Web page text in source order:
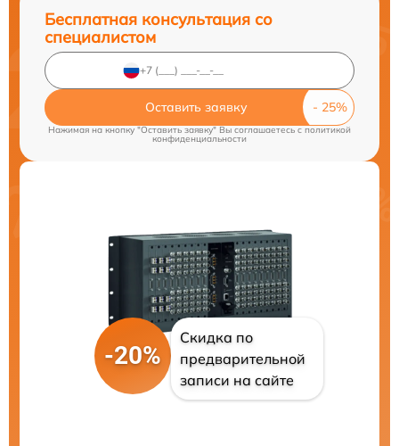
Бесплатная консультация со
специалистом
Оставить заявку
Нажимая на кнопку "Оставить заявку" Вы соглашаетесь cполитикой
конфиденциальности
-20%
Скидка по
предварительной
записи на сайте